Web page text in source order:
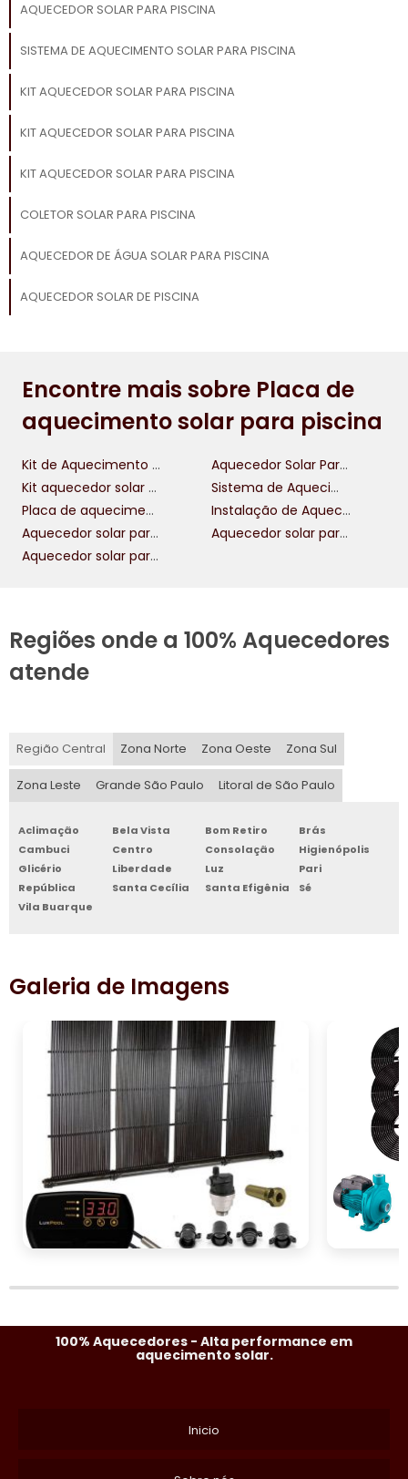
AQUECEDOR SOLAR PARA PISCINA
SISTEMA DE AQUECIMENTO SOLAR PARA PISCINA
KIT AQUECEDOR SOLAR PARA PISCINA
KIT AQUECEDOR SOLAR PARA PISCINA
KIT AQUECEDOR SOLAR PARA PISCINA
COLETOR SOLAR PARA PISCINA
AQUECEDOR DE ÁGUA SOLAR PARA PISCINA
AQUECEDOR SOLAR DE PISCINA
Encontre mais sobre Placa de
aquecimento solar para piscina
Kit de Aquecimento Solar
Aquecedor Solar Para Piscina
Kit aquecedor solar para piscina
Sistema de Aquecimento Solar Para Piscina
Placa de aquecimento solar para piscina
Instalação de Aquecedor Solar Para Piscina
Aquecedor solar para piscina 30 mil litros
Aquecedor solar para chuveiro 200 litros
Aquecedor solar para chuveiro 400 litros
Regiões onde a 100% Aquecedores
atende
Região Central Zona Norte Zona Oeste Zona Sul
Zona Leste Grande São Paulo Litoral de São Paulo
Aclimação Bela Vista Bom Retiro
Brás
Cambuci
Centro Consolação
Higienópolis
Glicério
Liberdade Luz
Pari
República
Santa Cecília Santa Efigênia
Sé
Vila Buarque
Galeria de Imagens
100% Aquecedores - Alta performance em
aquecimento solar.
Inicio